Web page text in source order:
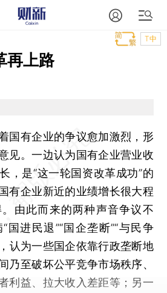
T中
再上路
有企业的争议愈加激烈，形
见。一边认为国有企业营业收
，是“这一轮国资改革成功”的
有企业新近的业绩增长很大程
由此而来的两种声音争议不
国进民退”“国企垄断”“与民争
认为一些国企依靠行政垄断地
乃至破坏公平竞争市场秩序、
利益、拉大收入差距等；另一